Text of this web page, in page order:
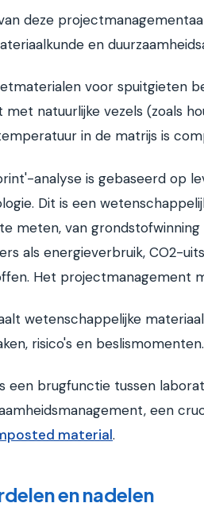
deze
en
voor spuitgieten
natuurlijke vezels (zoals
in de matrijs is
analyse is gebaseerd op
Dit is een
meten, van
als energieverbruik, CO2-
Het projectmanagement
wetenschappelijke
risico's en beslismomenten.
een brugfunctie tussen
een
material.
en nadelen